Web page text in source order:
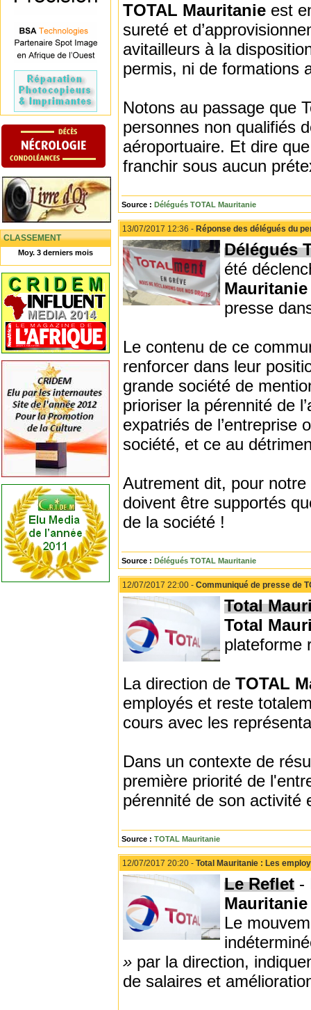
CLASSEMENT
Moy. 3 derniers mois
TOTAL Mauritanie est
sureté et
avitailleurs à la
permis, ni de formations
Notons au passage que
personnes non qualifiés
aéroportuaire. Et dire
franchir sous aucun
Source : Délégués TOTAL Mauritanie
13/07/2017 12:36 - Réponse des délégués du
Délégués
été
presse
Le contenu de ce
renforcer dans leur
grande société de
prioriser la pérennité de
expatriés de l’entreprise
société, et ce au
Autrement dit, pour
doivent être supportés
de la société !
Source : Délégués TOTAL Mauritanie
12/07/2017 22:00 - Communiqué de presse de
Total
Total
plateforme
La direction de TOTAL
employés et reste
cours avec les
Dans un contexte de
première priorité de
pérennité de son activité
Source : TOTAL Mauritanie
12/07/2017 20:20 - Total Mauritanie : Les
Le Reflet -
Le
» par la direction,
de salaires et